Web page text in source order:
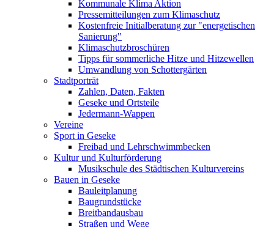
Kommunale Klima Aktion
Pressemitteilungen zum Klimaschutz
Kostenfreie Initialberatung zur "energetischen
Sanierung"
Klimaschutzbroschüren
Tipps für sommerliche Hitze und Hitzewellen
Umwandlung von Schottergärten
Stadtporträt
Zahlen, Daten, Fakten
Geseke und Ortsteile
Jedermann-Wappen
Vereine
Sport in Geseke
Freibad und Lehrschwimmbecken
Kultur und Kulturförderung
Musikschule des Städtischen Kulturvereins
Bauen in Geseke
Bauleitplanung
Baugrundstücke
Breitbandausbau
Straßen und Wege